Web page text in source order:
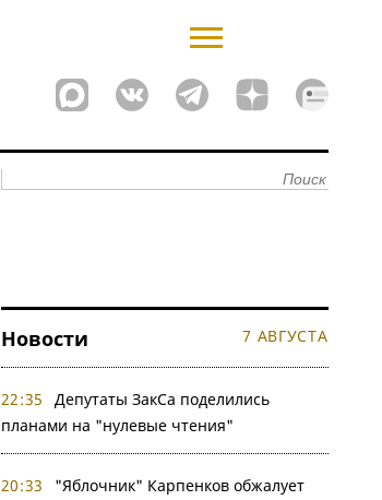
Новости 7 АВГУСТА
22:35
Депутаты ЗакСа поделились
планами на "нулевые чтения"
20:33
"Яблочник" Карпенков обжалует